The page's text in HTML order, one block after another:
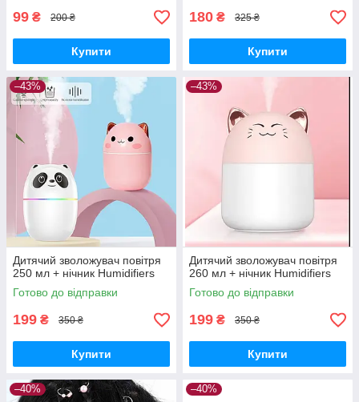
99 ₴ 200 ₴
Купити
180 ₴ 325 ₴
Купити
–43%
Дитячий зволожувач повітря
250 мл + нічник Humidifiers
Готово до відправки
199 ₴ 350 ₴
Купити
–43%
Дитячий зволожувач повітря
260 мл + нічник Humidifiers
Готово до відправки
199 ₴ 350 ₴
Купити
–40% –40%